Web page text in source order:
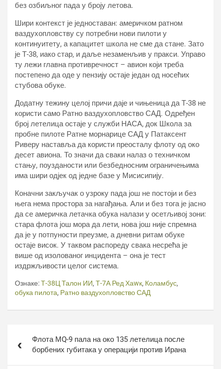
без озбиљног пада у броју летова.
Шири контекст је једноставан: америчком ратном
ваздухопловству су потребни нови пилоти у
континуитету, а капацитет школа не сме да стане. Зато
је Т-38, иако стар, и даље незаменљив у пракси. Управо
ту лежи главна противречност – авион који треба
постепено да оде у пензију остаје један од носећих
стубова обуке.
Додатну тежину целој причи даје и чињеница да Т-38 не
користи само Ратно ваздухопловство САД. Одређен
број летелица остаје у служби НАСА, док Школа за
пробне пилоте Ратне морнарице САД у Патаксент
Риверу наставља да користи преосталу флоту од око
десет авиона. То значи да сваки налаз о техничком
стању, поузданости или безбедносним ограничењима
има шири одјек од једне базе у Мисисипију.
Коначни закључак о узроку пада још не постоји и без
њега нема простора за нагађања. Али и без тога је јасно
да се америчка летачка обука налази у осетљивој зони:
стара флота још мора да лети, нова још није спремна
да је у потпуности преузме, а дневни ритам обуке
остаје висок. У таквом распореду свака несрећа је
више од изолованог инцидента – она је тест
издржљивости целог система.
Ознаке:Т-38Ц Талон ИИ, Т-7А Ред Хаwк, Коламбус,
обука пилота, Ратно ваздухопловство САД
чланкаФлота МQ-9 пала на око 135 летелица после
борбених губитака у операцији против Ирана